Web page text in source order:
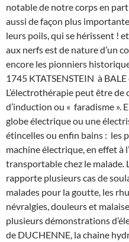
notable de notre corps en
aussi de façon plus
leurs poils, qui se hérissent !
aux nerfs est de nature d’un
encore les pionniers
1745 KTATSENSTEIN à
L’électrothérapie peut être de
d’induction ou « faradisme ».
globe électrique ou une
étincelles ou enfin bains : les
machine électrique, en effet à
transportable chez le malade.
rapporte plusieurs cas de
malades pour la goutte, les
névralgies, douleurs et
plusieurs démonstrations
de DUCHENNE, la chaine